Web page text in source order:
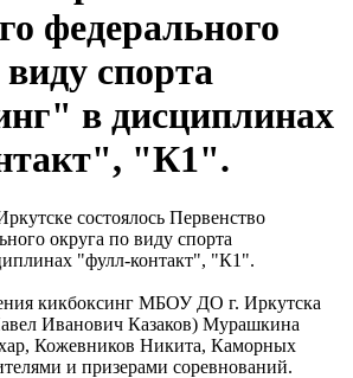
федерального
спорта
в дисциплинах
"К1".
состоялось Первенство
округа по виду спорта
"фулл-контакт", "К1".
кикбоксинг МБОУ ДО г. Иркутска
Иванович Казаков) Мурашкина
Кожевников Никита, Каморных
и призерами соревнований.